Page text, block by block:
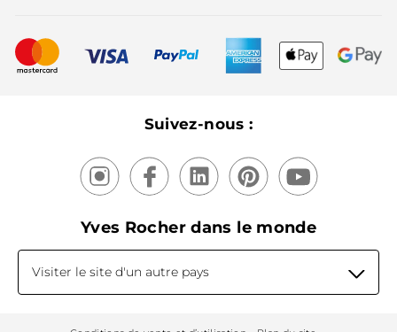
Nouveautés
Recyclage
Suivez-nous :
Yves Rocher dans le monde
Visiter le site d'un autre pays